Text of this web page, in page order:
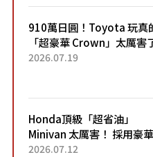
了！...
910萬日圓！Toyota 玩真
「超豪華 Crown」太厲害
採用由「匠人技藝」打造的
2026.07.19
Honda頂級「超省油」
Minivan 太厲害！ 採用豪華
「真皮座椅」與專屬「黑色
2026.07.12